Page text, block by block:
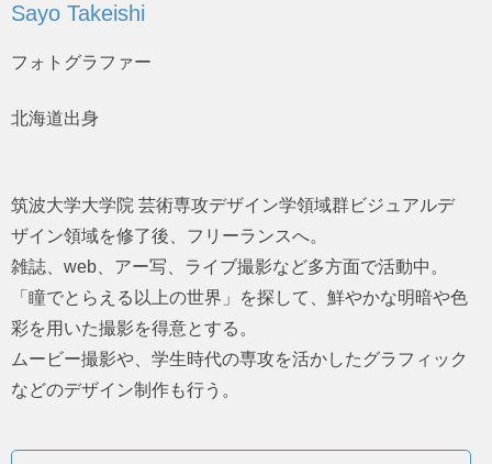
Sayo Takeishi
フォトグラファー
北海道出身
筑波大学大学院 芸術専攻デザイン学領域群ビジュアルデ
ザイン領域を修了後、フリーランスへ。
雑誌、web、アー写、ライブ撮影など多方面で活動中。
「瞳でとらえる以上の世界」を探して、鮮やかな明暗や色
彩を用いた撮影を得意とする。
ムービー撮影や、学生時代の専攻を活かしたグラフィック
などのデザイン制作も行う。